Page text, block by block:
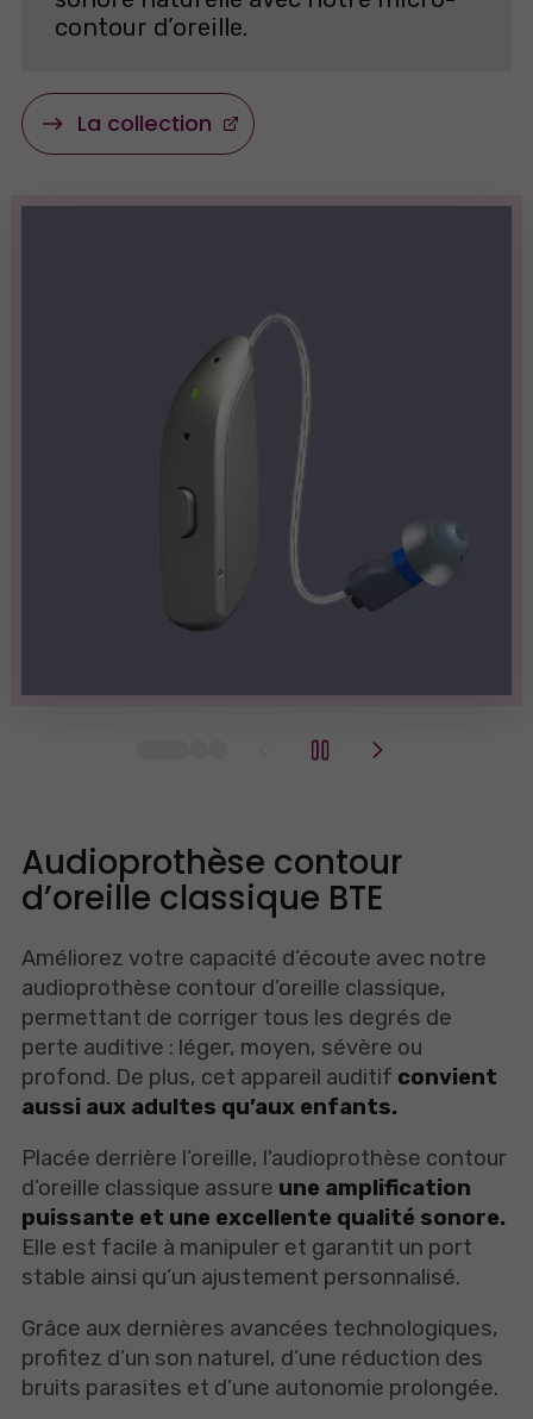
contour d’oreille.
La collection
Audioprothèse contour
d’oreille classique BTE
Améliorez votre capacité d’écoute avec notre
audioprothèse contour d’oreille classique,
permettant de corriger tous les degrés de
perte auditive : léger, moyen, sévère ou
profond. De plus, cet appareil auditif convient
aussi aux adultes qu’aux enfants.
Placée derrière l’oreille, l'audioprothèse contour
d’oreille classique assure une amplification
puissante et une excellente qualité sonore.
Elle est facile à manipuler et garantit un port
stable ainsi qu’un ajustement personnalisé.
Grâce aux dernières avancées technologiques,
profitez d’un son naturel, d’une réduction des
bruits parasites et d’une autonomie prolongée.